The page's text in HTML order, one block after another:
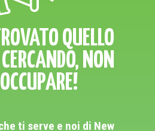
QUELLO
NON
ti serve e noi di New